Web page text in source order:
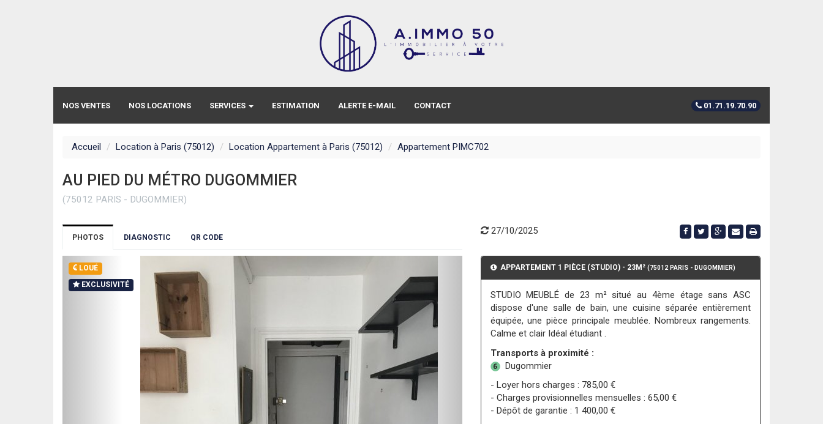
NOS VENTES NOS LOCATIONS SERVICES ESTIMATION ALERTE E-MAIL CONTACT 01.71.19.70.90
Accueil Location à Paris (75012) Location Appartement à Paris (75012) Appartement PIMC702
AU PIED DU MÉTRO DUGOMMIER
(75012 PARIS - DUGOMMIER)
PHOTOS DIAGNOSTIC QR CODE
LOUÉ
EXCLUSIVITÉ
27/10/2025
APPARTEMENT 1 PIÈCE (STUDIO) - 23M² (75012 PARIS - DUGOMMIER)
STUDIO MEUBLÉ de 23 m² situé au 4ème étage sans ASC
dispose d'une salle de bain, une cuisine séparée entièrement
équipée, une pièce principale meublée. Nombreux rangements.
Calme et clair Idéal étudiant .
Transports à proximité :
Dugommier
- Loyer hors charges : 785,00 €
- Charges provisionnelles mensuelles : 65,00 €
- Dépôt de garantie : 1 400,00 €